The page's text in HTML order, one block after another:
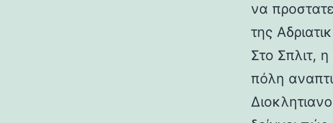
να
της
Στο Σπλιτ,
πόλη